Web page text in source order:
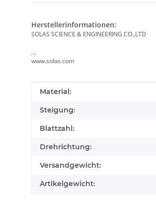
Herstellerinformationen:
SOLAS SCIENCE & ENGINEERING CO.,LTD
, ,
www.solas.com
Produkteigenschaft
Wert
Material:
Steigung:
Blattzahl:
Drehrichtung:
Versandgewicht:
Artikelgewicht: